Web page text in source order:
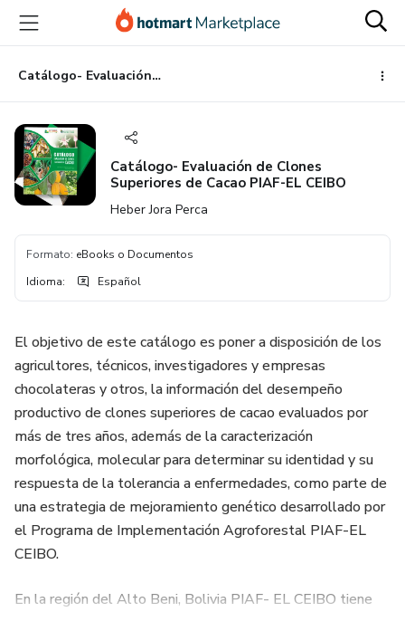
principal
página
de
página
Catálogo- Evaluación de Clones Superiores de Cacao PIAF-EL CEIBO
Catálogo- Evaluación de Clones
Superiores de Cacao PIAF-EL CEIBO
Heber Jora Perca
Formato: eBooks o Documentos
Idioma: Español
El objetivo de este catálogo es poner a disposición de los
agricultores, técnicos, investigadores y empresas
chocolateras y otros, la información del desempeño
productivo de clones superiores de cacao evaluados por
más de tres años, además de la caracterización
morfológica, molecular para determinar su identidad y su
respuesta de la tolerancia a enfermedades, como parte de
una estrategia de mejoramiento genético desarrollado por
el Programa de Implementación Agroforestal PIAF-EL
CEIBO.
En la región del Alto Beni, Bolivia PIAF- EL CEIBO tiene